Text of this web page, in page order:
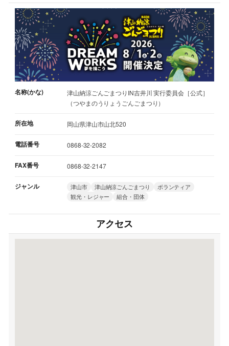
名称(かな)
津山納涼ごんごまつりIN吉井川 実行委員会［公式］
（つやまのうりょうごんごまつり）
所在地 岡山県津山市山北520
電話番号 0868-32-2082
FAX番号 0868-32-2147
ジャンル 津山市 津山納涼ごんごまつり
ボランティア
観光・レジャー
組合・団体
アクセス